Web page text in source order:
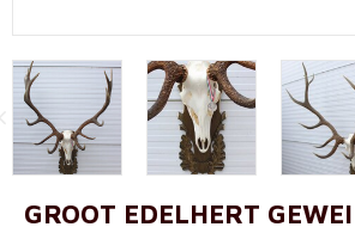
GROOT EDELHERT GEWEI